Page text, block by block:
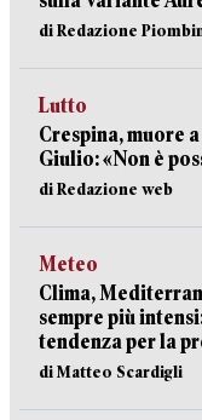
di Redazione
Lutto
Crespina, muore
Giulio: «Non è
di Redazione web
Meteo
Clima,
sempre più
tendenza per la
di Matteo Scardigli